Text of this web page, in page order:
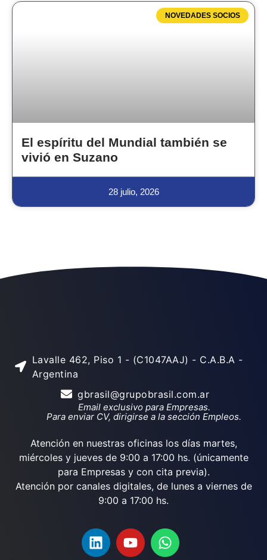
NOVEDADES SOCIOS
El espíritu del Mundial también se
vivió en Suzano
28 julio, 2026
Lavalle 462, Piso 1 - (C1047AAJ) - C.A.B.A -
Argentina
gbrasil@grupobrasil.com.ar
Email exclusivo para Empresas.
Para enviar CV, dirigirse a la sección Empleos.
Atención en nuestras oficinas los días martes,
miércoles y jueves de 9:00 a 17:00 hs. (únicamente
para Empresas y con cita previa).
Atención por canales digitales, de lunes a viernes de
9:00 a 17:00 hs.